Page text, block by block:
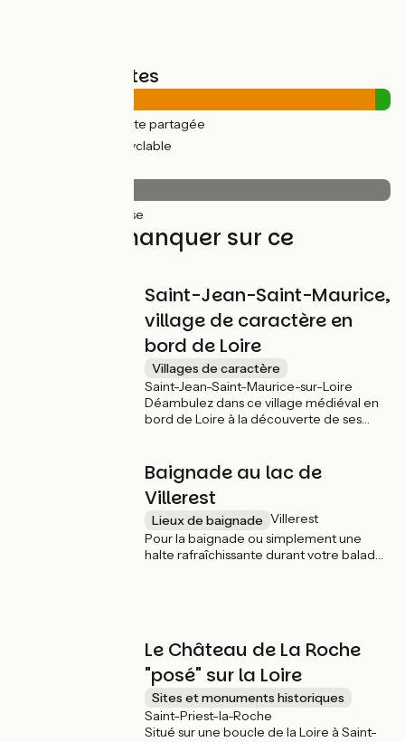
Types de routes
(96%) Route partagée
(4%) Voie cyclable
(100%) Lisse
À ne pas manquer sur ce
Saint-Jean-Saint-Maurice,
village de caractère en
bord de Loire
Villages de caractère
Saint-Jean-Saint-Maurice-sur-Loire
Déambulez dans ce village médiéval en
bord de Loire à la découverte de ses
Baignade au lac de
Villerest
Lieux de baignade Villerest
Pour la baignade ou simplement une
halte rafraîchissante durant votre balade
Le Château de La Roche
"posé" sur la Loire
Sites et monuments historiques
Saint-Priest-la-Roche
Situé sur une boucle de la Loire à Saint-